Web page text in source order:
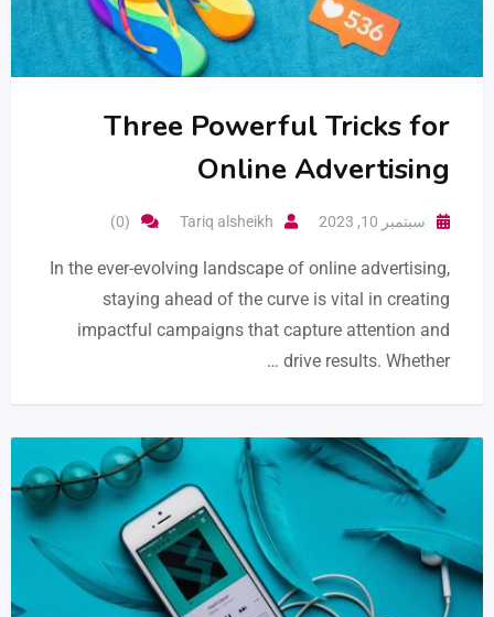
Three Powerful Tricks for
Online Advertising
سبتمبر 10, 2023 Tariq alsheikh
(0)
In the ever-evolving landscape of online advertising,
staying ahead of the curve is vital in creating
impactful campaigns that capture attention and
drive results. Whether …